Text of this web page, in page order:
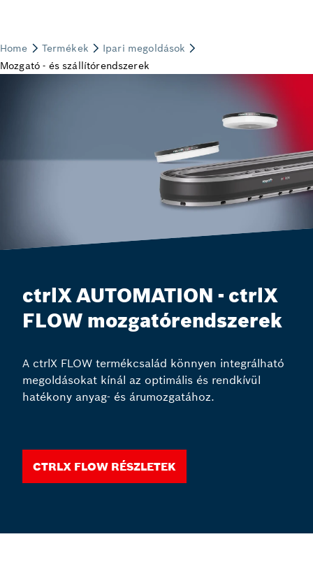
ctrlX AUTOMATION - ctrlX
FLOW mozgatórendszerek
A ctrlX FLOW termékcsalád könnyen integrálható
megoldásokat kínál az optimális és rendkívül
hatékony anyag- és árumozgatához.
ctrlX FLOW részletek